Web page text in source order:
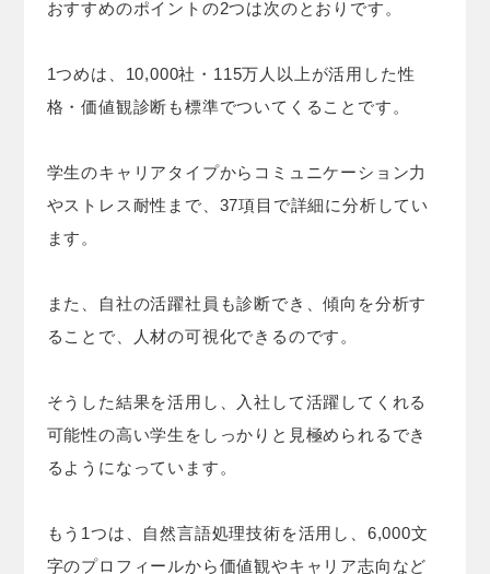
おすすめのポイントの2つは次のとおりです。
1つめは、10,000社・115万人以上が活用した性
格・価値観診断も標準でついてくることです。
学生のキャリアタイプからコミュニケーション力
やストレス耐性まで、37項目で詳細に分析してい
ます。
また、自社の活躍社員も診断でき、傾向を分析す
ることで、人材の可視化できるのです。
そうした結果を活用し、入社して活躍してくれる
可能性の高い学生をしっかりと見極められるでき
るようになっています。
もう1つは、自然言語処理技術を活用し、6,000文
字のプロフィールから価値観やキャリア志向など